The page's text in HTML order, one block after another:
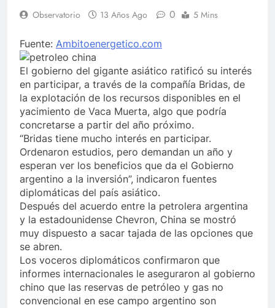
Observatorio 13 Años Ago 0 5 Mins
Fuente: Ambitoenergetico.com
El gobierno del gigante asiático ratificó su interés
en participar, a través de la compañía Bridas, de
la explotación de los recursos disponibles en el
yacimiento de Vaca Muerta, algo que podría
concretarse a partir del año próximo.
“Bridas tiene mucho interés en participar.
Ordenaron estudios, pero demandan un año y
esperan ver los beneficios que da el Gobierno
argentino a la inversión”, indicaron fuentes
diplomáticas del país asiático.
Después del acuerdo entre la petrolera argentina
y la estadounidense Chevron, China se mostró
muy dispuesto a sacar tajada de las opciones que
se abren.
Los voceros diplomáticos confirmaron que
informes internacionales le aseguraron al gobierno
chino que las reservas de petróleo y gas no
convencional en ese campo argentino son